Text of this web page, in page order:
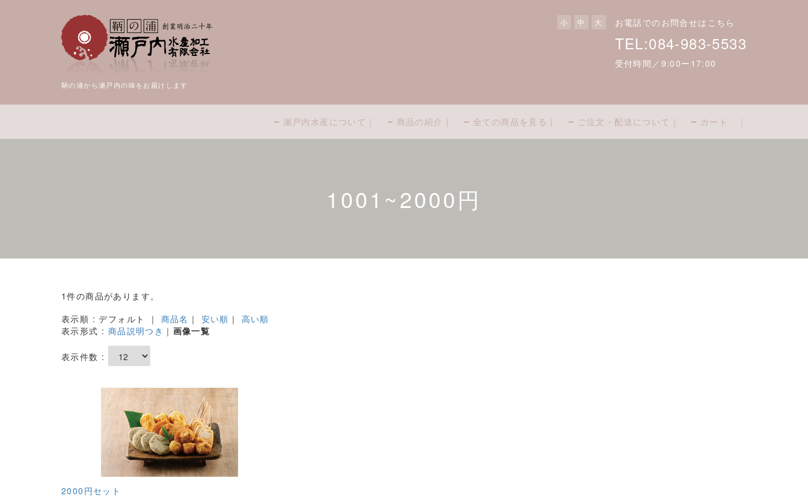
鞆の浦から瀬戸内の味をお届けします
お電話でのお問合せはこちら
TEL:084-983-5533
受付時間／9:00ー17:00
小 中 大
瀬戸内水産について｜ 商品の紹介｜ 全ての商品を見る｜ ご注文・配送について｜ カート ｜
1001~2000円
1件の商品があります。
表示順 : デフォルト ｜ 商品名 ｜ 安い順 ｜ 高い順
表示形式 : 商品説明つき ｜ 画像一覧
表示件数 :
2000円セット